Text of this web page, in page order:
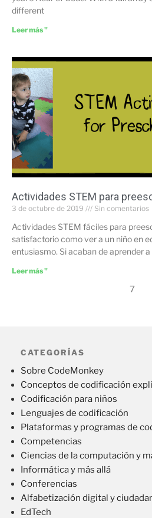
different
Leer más "
Actividades STEM para
3 de octubre de 2019 Sin comentarios
Actividades STEM fáciles para
satisfactorio como ver a un niño en
entusiasmo. Si acaban de aprender
Leer más "
7
CATEGORÍAS
Sobre CodeMonkey
Conceptos de codificación
Codificación para niños
Lenguajes de codificación
Plataformas y programas de
Competencias
Ciencias de la computación y
Informática y más allá
Conferencias
Alfabetización digital y
EdTech